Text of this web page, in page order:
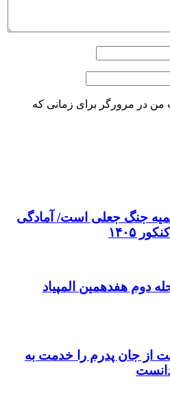
من در مرورگر برای زمانی که
جنگ جعلی است/ آمادگی
۱۴۰۵
دوم هفدهمین المپیاد
از جان پدرم را خدمت به